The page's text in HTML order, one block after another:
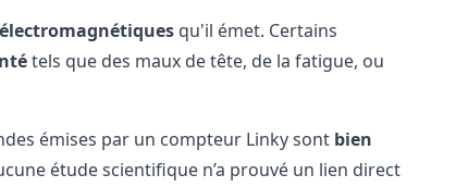
qu'il émet. Certains
tels que des maux de tête, de la fatigue, ou
émises par un compteur Linky sont bien
étude scientifique n’a prouvé un lien direct